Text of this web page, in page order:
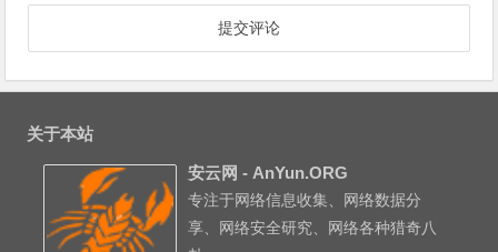
关于本站
安云网 - AnYun.ORG
专注于网络信息收集、网络数据分
享、网络安全研究、网络各种猎奇八